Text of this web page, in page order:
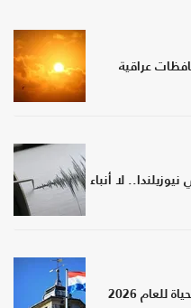
الحكومي في 5 محافظات عراقية
لا أنباء
تصنيف الدول على مؤشر جودة الحياة للعام 2026